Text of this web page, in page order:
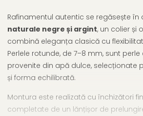
Rafinamentul autentic se regăsește în
naturale negre și argint, un colier și
combină eleganța clasică cu
Perlele rotunde, de 7–8 mm, sunt
provenite din apă dulce, selecționate
și forma echilibrată.
Montura este realizată cu închizători
completate de un lănțișor de